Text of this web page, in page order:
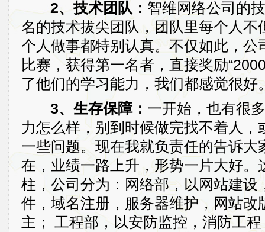
2、技术团队： 智维网络公司的
名的技术拔尖团队，团队里每个人不
个人做事都特别认真。不仅如此，公
比赛，获得第一名者，直接奖励
了他们的学习能力，我们都感觉很好
3、生存保障： 一开始，也有很
力怎么样，别到时候做完找不着人
一些问题。现在我就负责任的告诉
在，业绩一路上升，形势一片大好。
柱，公司分为：网络部，以网站建设
件，域名注册，服务器维护，网站改
主；
工程部，以安防监控，消防工